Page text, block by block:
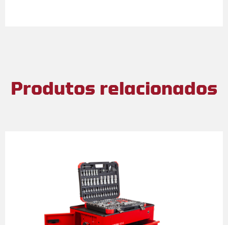
Produtos relacionados